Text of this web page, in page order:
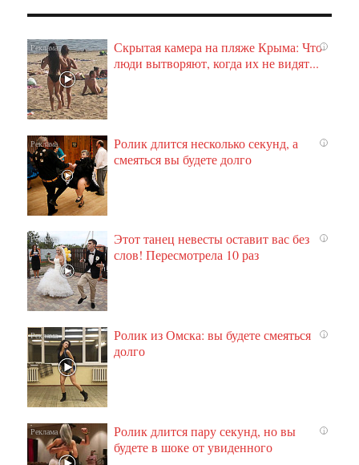
i
Скрытая камера на пляже Крыма: Что
люди вытворяют, когда их не видят...
i
Ролик длится несколько секунд, а
смеяться вы будете долго
i
Этот танец невесты оставит вас без
слов! Пересмотрела 10 раз
i
Ролик из Омска: вы будете смеяться
долго
i
Ролик длится пару секунд, но вы
будете в шоке от увиденного